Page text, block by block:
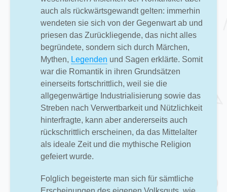
auch als rückwärtsgewandt gelten: immerhin
wendeten sie sich von der Gegenwart ab und
priesen das Zurückliegende, das nicht alles
begründete, sondern sich durch Märchen,
Mythen, Legenden und Sagen erklärte. Somit
war die Romantik in ihren Grundsätzen
einerseits fortschrittlich, weil sie die
allgegenwärtige Industrialisierung sowie das
Streben nach Verwertbarkeit und Nützlichkeit
hinterfragte, kann aber andererseits auch
rückschrittlich erscheinen, da das Mittelalter
als ideale Zeit und die mythische Religion
gefeiert wurde.
Folglich begeisterte man sich für sämtliche